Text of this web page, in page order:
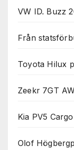
VW ID. Buzz
Från
Toyota Hilux
Zeekr 7GT
Kia PV5
Olof